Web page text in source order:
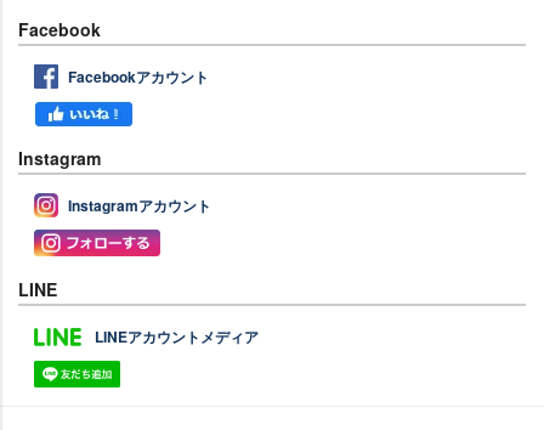
Facebook
Facebookアカウント
Instagram
Instagramアカウント
LINE
LINEアカウントメディア